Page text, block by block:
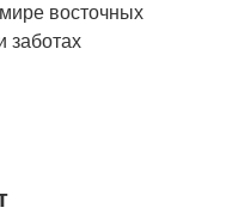
восточных
заботах